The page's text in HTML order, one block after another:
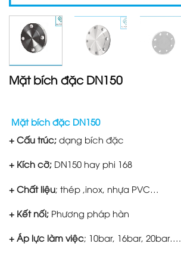
Mặt bích đặc DN150
Mặt bích đặc DN150
+ Cấu trúc; dạng bích đặc
+ Kích cỡ; DN150 hay phi 168
+ Chất liệu; thép ,inox, nhựa PVC…
+ Kết nối; Phương pháp hàn
+ Áp lực làm việc; 10bar, 16bar, 20bar….